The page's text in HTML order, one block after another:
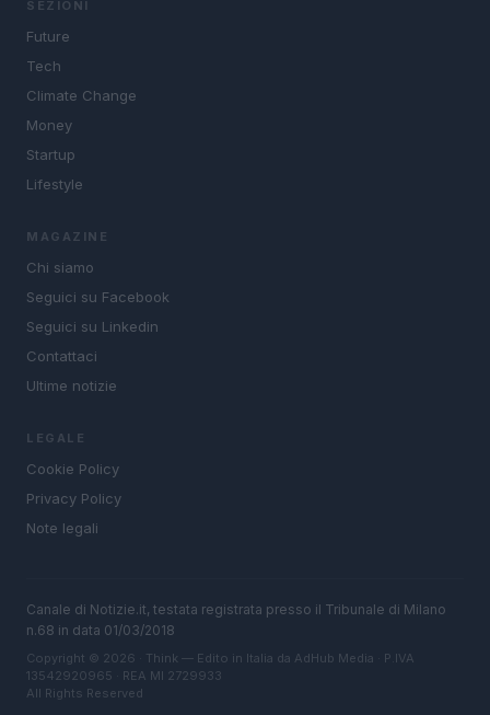
SEZIONI
Future
Tech
Climate Change
Money
Startup
Lifestyle
MAGAZINE
Chi siamo
Seguici su Facebook
Seguici su Linkedin
Contattaci
Ultime notizie
LEGALE
Cookie Policy
Privacy Policy
Note legali
Canale di Notizie.it, testata registrata presso il Tribunale di Milano
n.68 in data 01/03/2018
Copyright © 2026 · Think — Edito in Italia da AdHub Media · P.IVA
13542920965 · REA MI 2729933
All Rights Reserved